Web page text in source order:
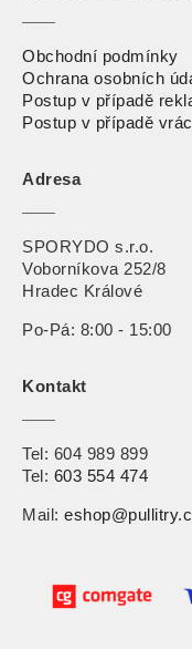
Obchodní podmínky
Ochrana osobních
Postup v případě
Postup v případě
Adresa
SPORYDO s.r.o.
Voborníkova 252/8
Hradec Králové
Po-Pá: 8:00 - 15:00
Kontakt
Tel: 604 989 899
Tel: 603 554 474
Mail: